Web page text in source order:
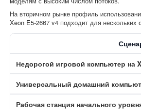
На вторичном рынке профиль
Xeon E5-2667 v4 подходит для нескольких
Недорогой игровой компьютер на
Универсальный домашний
Рабочая станция начального